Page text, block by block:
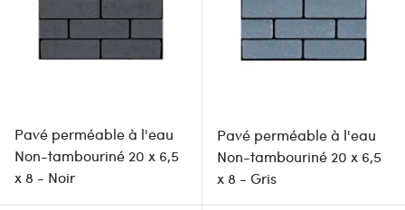
Pavé perméable à l'eau
Non-tambouriné 20 x 6,5
x 8 - Noir
Pavé perméable à l'eau
Non-tambouriné 20 x 6,5
x 8 - Gris